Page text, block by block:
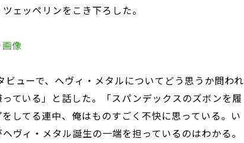
ェッペリンをこき下ろした。
像
ューで、ヘヴィ・メタルについてどう思うか問われ
ている」と話した。「スパンデックスのズボンを履
してる連中、俺はものすごく不快に思っている。い
ヴィ・メタル誕生の一端を担っているのはわかる。